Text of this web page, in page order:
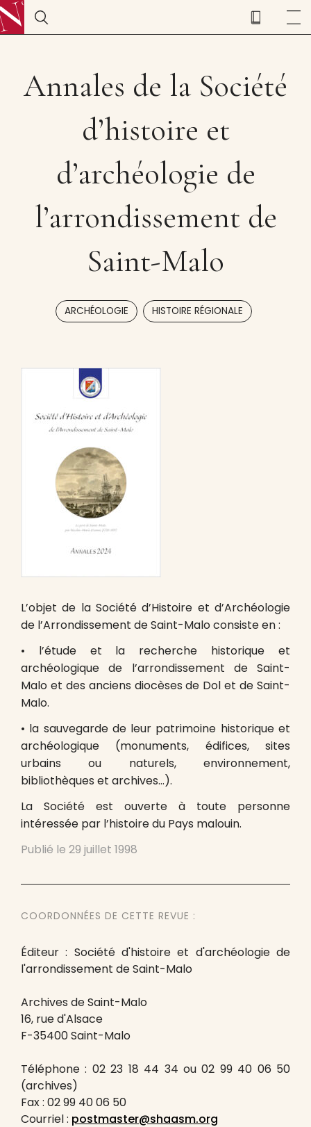
Annales de la Société
d’histoire et
d’archéologie de
l’arrondissement de
Saint-Malo
ARCHÉOLOGIE HISTOIRE RÉGIONALE
L’objet de la Société d’Histoire et d’Archéologie
de l’Arrondissement de Saint-Malo consiste en :
• l’étude et la recherche historique et
archéologique de l’arrondissement de Saint-
Malo et des anciens diocèses de Dol et de Saint-
Malo.
• la sauvegarde de leur patrimoine historique et
archéologique (monuments, édifices, sites
urbains ou naturels, environnement,
bibliothèques et archives…).
La Société est ouverte à toute personne
intéressée par l’histoire du Pays malouin.
Publié le 29 juillet 1998
COORDONNÉES DE CETTE REVUE :
Éditeur : Société d'histoire et d'archéologie de
l'arrondissement de Saint-Malo
Archives de Saint-Malo
16, rue d'Alsace
F-35400 Saint-Malo
Téléphone : 02 23 18 44 34 ou 02 99 40 06 50
(archives)
Fax : 02 99 40 06 50
Courriel : postmaster@shaasm.org